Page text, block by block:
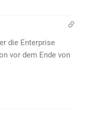
die Enterprise
vor dem Ende von